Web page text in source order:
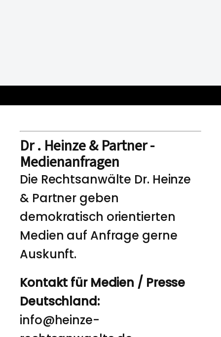
Dr . Heinze & Partner -
Medienanfragen
Die Rechtsanwälte Dr. Heinze
& Partner geben
demokratisch orientierten
Medien auf Anfrage gerne
Auskunft.
Kontakt für Medien / Presse
Deutschland:
info@heinze-